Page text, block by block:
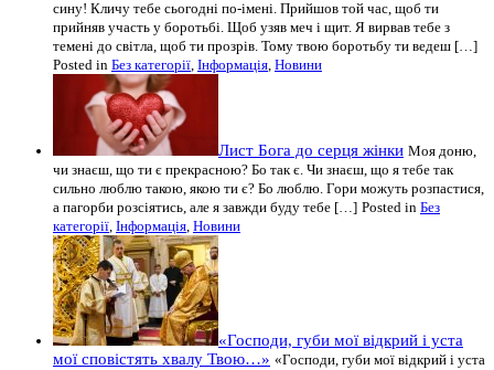
сину! Кличу тебе сьогодні по-імені. Прийшов той час, щоб ти
прийняв участь у боротьбі. Щоб узяв меч і щит. Я вирвав тебе з
темені до світла, щоб ти прозрів. Тому твою боротьбу ти ведеш […]
Posted in Без категорії, Інформація, Новини
Лист Бога до серця жінки Моя доню,
чи знаєш, що ти є прекрасною? Бо так є. Чи знаєш, що я тебе так
сильно люблю такою, якою ти є? Бо люблю. Гори можуть розпастися,
а пагорби розсіятись, але я завжди буду тебе […] Posted in Без
категорії, Інформація, Новини
«Господи, губи мої відкрий і уста
мої сповістять хвалу Твою…» «Господи, губи мої відкрий і уста